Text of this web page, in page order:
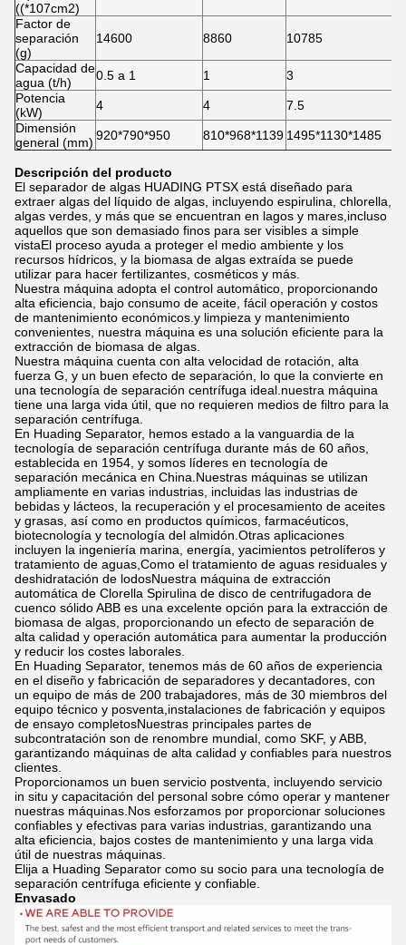
((*107cm2)
Factor de
separación
(g)
14600 8860 10785
Capacidad de
agua (t/h)
0.5 a 1 1
3
Potencia
(kW)
4 4
7.5
Dimensión
general (mm) 920*790*950 810*968*1139 1495*1130*1485
Descripción del producto
El separador de algas HUADING PTSX está diseñado para
extraer algas del líquido de algas, incluyendo espirulina, chlorella,
algas verdes, y más que se encuentran en lagos y mares,incluso
aquellos que son demasiado finos para ser visibles a simple
vistaEl proceso ayuda a proteger el medio ambiente y los
recursos hídricos, y la biomasa de algas extraída se puede
utilizar para hacer fertilizantes, cosméticos y más.
Nuestra máquina adopta el control automático, proporcionando
alta eficiencia, bajo consumo de aceite, fácil operación y costos
de mantenimiento económicos.y limpieza y mantenimiento
convenientes, nuestra máquina es una solución eficiente para la
extracción de biomasa de algas.
Nuestra máquina cuenta con alta velocidad de rotación, alta
fuerza G, y un buen efecto de separación, lo que la convierte en
una tecnología de separación centrífuga ideal.nuestra máquina
tiene una larga vida útil, que no requieren medios de filtro para la
separación centrífuga.
En Huading Separator, hemos estado a la vanguardia de la
tecnología de separación centrífuga durante más de 60 años,
establecida en 1954, y somos líderes en tecnología de
separación mecánica en China.Nuestras máquinas se utilizan
ampliamente en varias industrias, incluidas las industrias de
bebidas y lácteos, la recuperación y el procesamiento de aceites
y grasas, así como en productos químicos, farmacéuticos,
biotecnología y tecnología del almidón.Otras aplicaciones
incluyen la ingeniería marina, energía, yacimientos petrolíferos y
tratamiento de aguas,Como el tratamiento de aguas residuales y
deshidratación de lodosNuestra máquina de extracción
automática de Clorella Spirulina de disco de centrifugadora de
cuenco sólido ABB es una excelente opción para la extracción de
biomasa de algas, proporcionando un efecto de separación de
alta calidad y operación automática para aumentar la producción
y reducir los costes laborales.
En Huading Separator, tenemos más de 60 años de experiencia
en el diseño y fabricación de separadores y decantadores, con
un equipo de más de 200 trabajadores, más de 30 miembros del
equipo técnico y posventa,instalaciones de fabricación y equipos
de ensayo completosNuestras principales partes de
subcontratación son de renombre mundial, como SKF, y ABB,
garantizando máquinas de alta calidad y confiables para nuestros
clientes.
Proporcionamos un buen servicio postventa, incluyendo servicio
in situ y capacitación del personal sobre cómo operar y mantener
nuestras máquinas.Nos esforzamos por proporcionar soluciones
confiables y efectivas para varias industrias, garantizando una
alta eficiencia, bajos costes de mantenimiento y una larga vida
útil de nuestras máquinas.
Elija a Huading Separator como su socio para una tecnología de
separación centrífuga eficiente y confiable.
Envasado